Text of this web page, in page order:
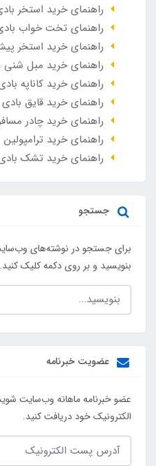
راهنمای خرید استخر
راهنمای تخت خواب
راهنمای خرید استخر
راهنمای خرید مبل
راهنمای خرید کاناپه
راهنمای خرید قایق بادی
راهنمای خرید چادر
راهنمای خرید ترامپولین
راهنمای خرید تشک
جستجو
برای جستجو در نوشته‌های
بنویسید و بر روی دکمه کلیک کنید.
عضویت خبرنامه
عضو خبرنامه ماهانه وب‌سایت
الکترونیک خود دریافت کنید.